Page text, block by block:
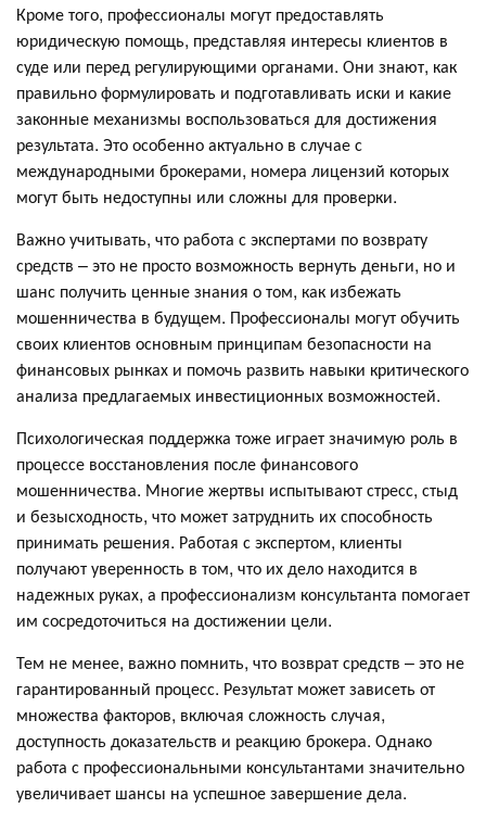
Кроме того, профессионалы могут предоставлять
юридическую помощь, представляя интересы клиентов в
суде или перед регулирующими органами. Они знают, как
правильно формулировать и подготавливать иски и какие
законные механизмы воспользоваться для достижения
результата. Это особенно актуально в случае с
международными брокерами, номера лицензий которых
могут быть недоступны или сложны для проверки.
Важно учитывать, что работа с экспертами по возврату
средств – это не просто возможность вернуть деньги, но и
шанс получить ценные знания о том, как избежать
мошенничества в будущем. Профессионалы могут обучить
своих клиентов основным принципам безопасности на
финансовых рынках и помочь развить навыки критического
анализа предлагаемых инвестиционных возможностей.
Психологическая поддержка тоже играет значимую роль в
процессе восстановления после финансового
мошенничества. Многие жертвы испытывают стресс, стыд
и безысходность, что может затруднить их способность
принимать решения. Работая с экспертом, клиенты
получают уверенность в том, что их дело находится в
надежных руках, а профессионализм консультанта помогает
им сосредоточиться на достижении цели.
Тем не менее, важно помнить, что возврат средств – это не
гарантированный процесс. Результат может зависеть от
множества факторов, включая сложность случая,
доступность доказательств и реакцию брокера. Однако
работа с профессиональными консультантами значительно
увеличивает шансы на успешное завершение дела.